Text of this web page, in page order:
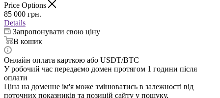
Price Options
85 000 грн.
Details
Запропонувати свою ціну
В кошик
Онлайн оплата карткою або USDT/BTC
У робочий час передаємо домен протягом 1 години після
оплати
Ціна на доменне ім'я може змінюватись в залежності від
поточних показників та позицій сайту у пошуку.